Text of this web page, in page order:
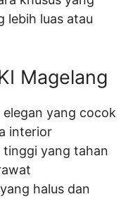
lebih luas atau
Magelang
yang cocok
interior
tinggi yang tahan
halus dan